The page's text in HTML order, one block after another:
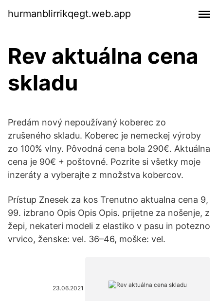
hurmanblirrikqegt.web.app
Rev aktuálna cena
skladu
Predám nový nepoužívaný koberec zo
zrušeného skladu. Koberec je nemeckej výroby
zo 100% vlny. Pôvodná cena bola 290€. Aktuálna
cena je 90€ + poštovné. Pozrite si všetky moje
inzeráty a vyberajte z množstva kobercov.
Prístup Znesek za kos Trenutno aktualna cena 9,
99. izbrano Opis Opis Opis. prijetne za nošenje, z
žepi, nekateri modeli z elastiko v pasu in potezno
vrvico, ženske: vel. 36–46, moške: vel.
23.06.2021